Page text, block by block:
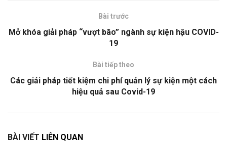
Bài trước
Mở khóa giải pháp “vượt bão” ngành sự kiện hậu COVID-
19
Bài tiếp theo
Các giải pháp tiết kiệm chi phí quản lý sự kiện một cách
hiệu quả sau Covid-19
BÀI VIẾT LIÊN QUAN